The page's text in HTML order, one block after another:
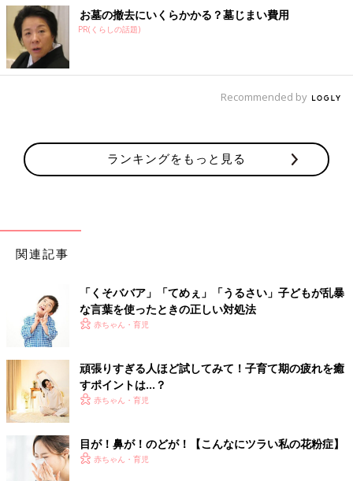
お墓の撤去にいくらかかる？墓じまい費用
PR(くらしの話題)
Recommended by
ランキングをもっと見る
関連記事
「くそババア」「てめぇ」「うるさい」子どもが乱暴
な言葉を使ったときの正しい対処法
赤ちゃん・育児
頑張りすぎる人ほど試してみて！子育て期の疲れを癒
すポイントは…？
赤ちゃん・育児
目が！鼻が！のどが！【こんなにツラい私の花粉症】
赤ちゃん・育児